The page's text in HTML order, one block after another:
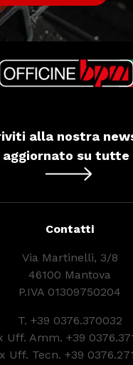
alla nostra
su tutte
Contatti
Via Martinelli, 3/8
46100 Mantova
P.IVA 01309750204
T. +39 0376.370032
Uff. Amm. +39
Uff. Tecn. +39